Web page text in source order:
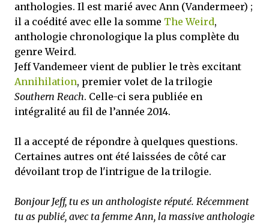
anthologies. Il est marié avec Ann (Vandermeer) ;
il a coédité avec elle la somme The Weird,
anthologie chronologique la plus complète du
genre Weird.
Jeff Vandemeer vient de publier le très excitant
Annihilation, premier volet de la trilogie
Southern Reach. Celle-ci sera publiée en
intégralité au fil de l’année 2014.
Il a accepté de répondre à quelques questions.
Certaines autres ont été laissées de côté car
dévoilant trop de l'intrigue de la trilogie.
Bonjour Jeff, tu es un anthologiste réputé. Récemment
tu as publié, avec ta femme Ann, la massive anthologie